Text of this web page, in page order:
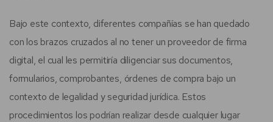
Bajo este contexto, diferentes compañías se han quedado
con los brazos cruzados al no tener un proveedor de firma
digital, el cual les permitiría diligenciar sus documentos,
formularios, comprobantes, órdenes de compra bajo un
contexto de legalidad y seguridad jurídica. Estos
procedimientos los podrían realizar desde cualquier lugar